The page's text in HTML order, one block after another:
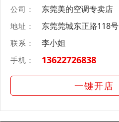
公司： 东莞美的空调专卖店
地址： 东莞莞城东正路118号
联系： 李小姐
手机： 13622726838
一键开店